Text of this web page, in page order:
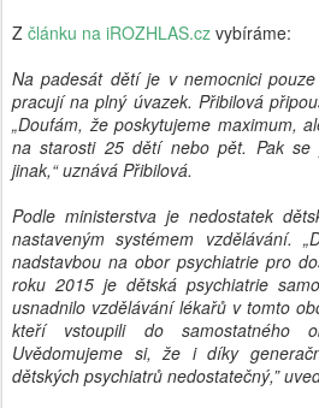
Z článku na iROZHLAS.cz vybíráme:
Na padesát dětí je v nemocnici
pracují na plný úvazek. Přibilová
„Doufám, že poskytujeme maximum,
na starosti 25 dětí nebo pět. Pak se
jinak,“ uznává Přibilová.
Podle ministerstva je nedostatek
nastaveným systémem vzdělávání.
nadstavbou na obor psychiatrie pro
roku 2015 je dětská psychiatrie
usnadnilo vzdělávání lékařů v tomto
kteří vstoupili do samostatného
Uvědomujeme si, že i díky
dětských psychiatrů nedostatečný,”